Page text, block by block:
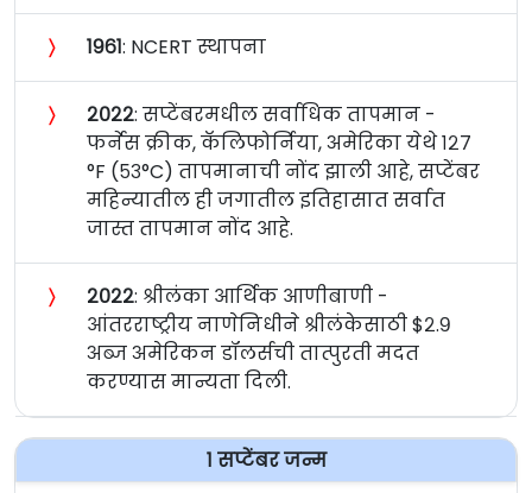
〉 १९६१: NCERT स्थापना
〉 २०२२: सप्टेंबरमधील सर्वाधिक तापमान -
फर्नेस क्रीक, कॅलिफोर्निया, अमेरिका येथे १२७
°F (५३°C) तापमानाची नोंद झाली आहे, सप्टेंबर
महिन्यातील ही जगातील इतिहासात सर्वात
जास्त तापमान नोंद आहे.
〉 २०२२: श्रीलंका आर्थिक आणीबाणी -
आंतरराष्ट्रीय नाणेनिधीने श्रीलंकेसाठी $२.९
अब्ज अमेरिकन डॉलर्सची तात्पुरती मदत
करण्यास मान्यता दिली.
१ सप्टेंबर जन्म